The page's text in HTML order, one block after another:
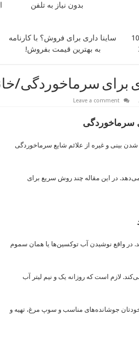
بدون نیاز به تلفن
جراحی زیبایی پلک پایین با 10
ساینا داری برای فروش؟ با کارنامه
به بهترین قیمت بفروش!
Leave a comment
بینی و غیره از علائم شایع سرماخوردگی
در این مقاله چند روش سریع برای
در واقع نوشیدن آب توکسین‌ها یا همان سموم
لازم است که روزانه یک و نیم لیتر آب
جوشانده‌های مناسب و سوپ مرغ، تهیه و